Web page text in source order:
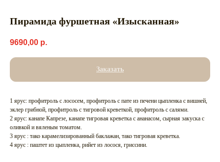
Пирамида фуршетная «Изысканная»
9690,00 р.
Заказать
1 ярус: профитроль с лососем, профитроль с пате из печени цыпленка с вишней,
эклер грибной, профитроль с тигровой креветкой, профитроль с салями.
2 ярус: канапе Капрезе, канапе тигровая креветка с ананасом, сырная закуска с
оливкой и вяленым томатом.
3 ярус : тако карамелизированный баклажан, тако тигровая креветка.
4 ярус : паштет из цыпленка, рийет из лосося, гриссини.